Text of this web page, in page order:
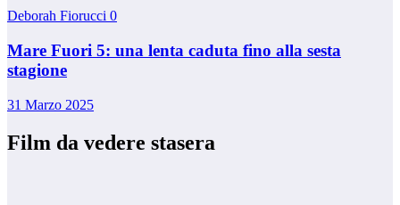
Deborah Fiorucci 0
Mare Fuori 5: una lenta caduta fino alla sesta
stagione
31 Marzo 2025
Film da vedere stasera